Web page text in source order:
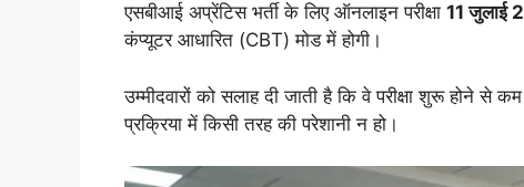
एसबीआई अप्रेंटिस भर्ती के लिए ऑनलाइन परीक्षा 11 जुलाई
कंप्यूटर आधारित (CBT) मोड में होगी।
उम्मीदवारों को सलाह दी जाती है कि वे परीक्षा शुरू होने
प्रक्रिया में किसी तरह की परेशानी न हो।